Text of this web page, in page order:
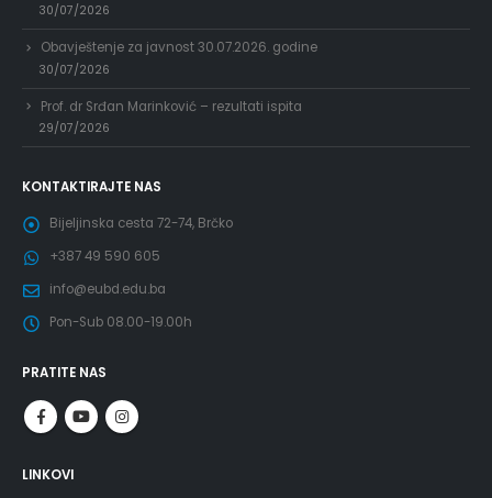
30/07/2026
Obavještenje za javnost 30.07.2026. godine
30/07/2026
Prof. dr Srđan Marinković – rezultati ispita
29/07/2026
KONTAKTIRAJTE NAS
Bijeljinska cesta 72-74, Brčko
+387 49 590 605
info@eubd.edu.ba
Pon-Sub 08.00-19.00h
PRATITE NAS
LINKOVI